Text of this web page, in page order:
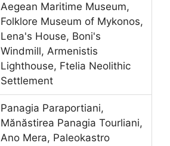
Aegean Maritime Museum,
Folklore Museum of Mykonos,
Lena's House, Boni's
Windmill, Armenistis
Lighthouse, Ftelia Neolithic
Settlement
Panagia Paraportiani,
Mănăstirea Panagia Tourliani,
Ano Mera, Paleokastro